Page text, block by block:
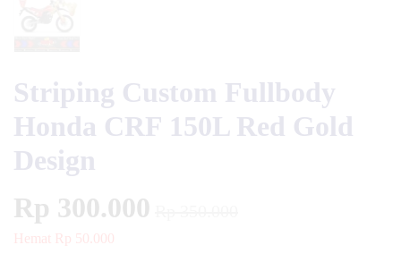
Striping Custom Fullbody
Honda CRF 150L Red Gold
Design
Rp 300.000
Hemat Rp 50.000